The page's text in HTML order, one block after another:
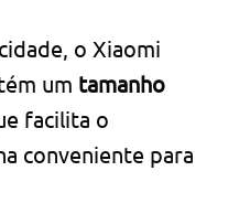
o Xiaomi
um tamanho
facilita o
conveniente para